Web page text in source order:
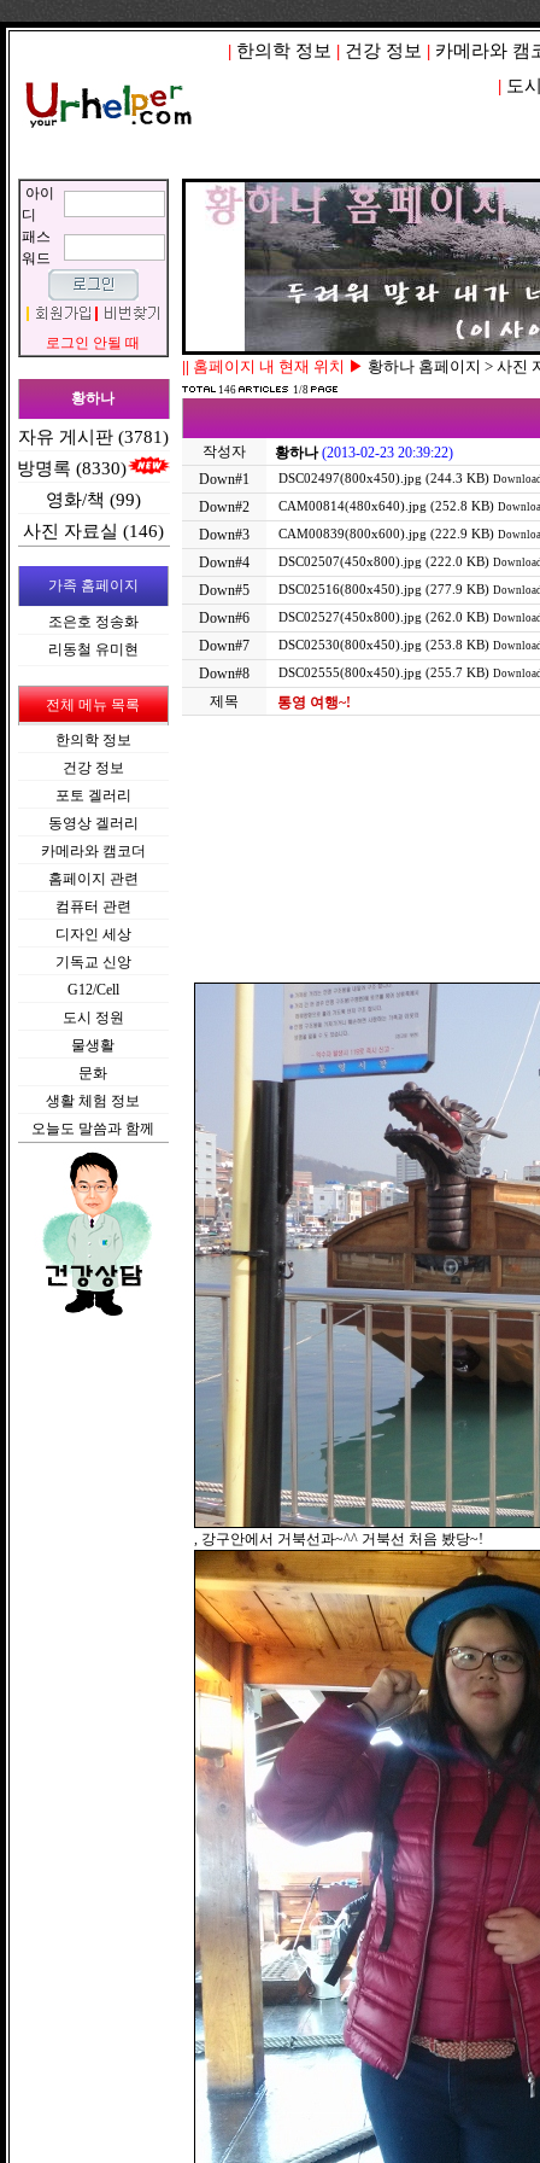
| 한의학 정보 | 건강 정보 | 카메라와 캠
| 도
아이
디
패스
워드
로그인 안될 때
황하나
자유 게시판 (3781)
방명록 (8330)
영화/책 (99)
사진 자료실 (146)
가족 홈페이지
조은호 정송화
리동철 유미현
전체 메뉴 목록
한의학 정보
건강 정보
포토 겔러리
동영상 겔러리
카메라와 캠코더
홈페이지 관련
컴퓨터 관련
디자인 세상
기독교 신앙
G12/Cell
도시 정원
물생활
문화
생활 체험 정보
오늘도 말씀과 함께
|| 홈페이지 내 현재 위치 ▶ 황하나 홈페이지 > 사진
146 1/8
작성자 황하나 (2013-02-23 20:39:22)
Down#1
DSC02497(800x450).jpg (244.3 KB)
Down#2 CAM00814(480x640).jpg (252.8 KB)
Down#3 CAM00839(800x600).jpg (222.9 KB)
Down#4 DSC02507(450x800).jpg (222.0 KB)
Down#5 DSC02516(800x450).jpg (277.9 KB)
Down#6 DSC02527(450x800).jpg (262.0 KB)
Down#7 DSC02530(800x450).jpg (253.8 KB)
Down#8 DSC02555(800x450).jpg (255.7 KB)
제목 통영 여행~!
, 강구안에서 거북선과~^^ 거북선 처음 봤당~!